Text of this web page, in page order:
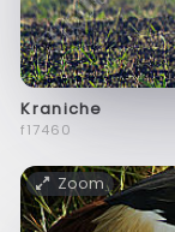
Kraniche
f17460
Zoom